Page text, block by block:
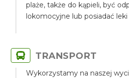
plaże, także do kąpieli, być
lokomocyjne lub posiadać
TRANSPORT
Wykorzystamy na naszej